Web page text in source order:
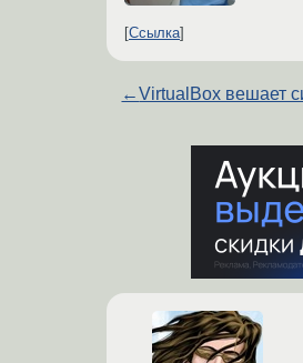
Ссылка
←VirtualBox вешает